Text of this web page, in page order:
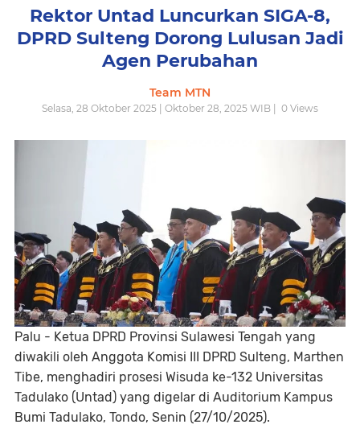
Rektor Untad Luncurkan SIGA-8,
DPRD Sulteng Dorong Lulusan Jadi
Agen Perubahan
Team MTN
Selasa, 28 Oktober 2025 | Oktober 28, 2025 WIB | 0 Views
Palu - Ketua DPRD Provinsi Sulawesi Tengah yang
diwakili oleh Anggota Komisi III DPRD Sulteng, Marthen
Tibe, menghadiri prosesi Wisuda ke-132 Universitas
Tadulako (Untad) yang digelar di Auditorium Kampus
Bumi Tadulako, Tondo, Senin (27/10/2025).